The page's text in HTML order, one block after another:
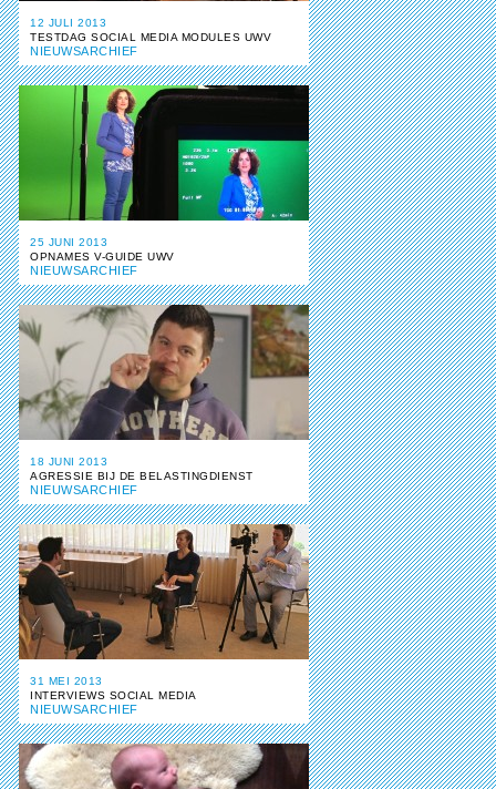
12 JULI 2013
TESTDAG SOCIAL MEDIA MODULES UWV
NIEUWSARCHIEF
25 JUNI 2013
OPNAMES V-GUIDE UWV
NIEUWSARCHIEF
18 JUNI 2013
AGRESSIE BIJ DE BELASTINGDIENST
NIEUWSARCHIEF
31 MEI 2013
INTERVIEWS SOCIAL MEDIA
NIEUWSARCHIEF